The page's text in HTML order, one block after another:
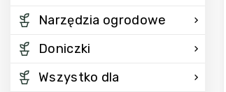
Narzędzia ogrodowe
Doniczki
Wszystko dla